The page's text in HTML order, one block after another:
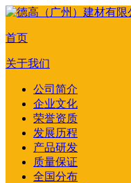
首页
关于我们
公司简介
企业文化
荣誉资质
发展历程
产品研发
质量保证
全国分布